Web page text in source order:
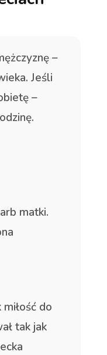
–
Jeśli
–
matki.
do
tak jak